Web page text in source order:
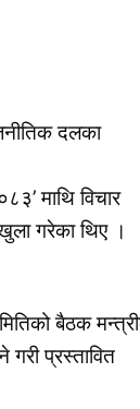
दलका
माथि विचार
गरेका थिए ।
बैठक
प्रस्तावित